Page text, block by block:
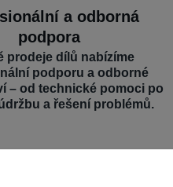
a odborná
podpora
prodeje dílů nabízíme
podporu a odborné
– od technické pomoci po
a řešení problémů.